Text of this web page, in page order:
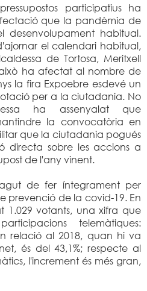
participatius ha
que la pandèmia de
habitual.
el calendari habitual,
de Tortosa, Meritxell
ha afectat al nombre de
la fira Expoebre esdevé un
per a la ciutadania. No
ha assenyalat que
la convocatòria en
que la ciutadania pogués
directa sobre les accions a
de l'any vinent.
de fer íntegrament per
prevenció de la covid-19. En
1.029 votants, una xifra que
telemàtiques:
relació al 2018, quan hi va
és del 43,1%; respecte al
l'increment és més gran,